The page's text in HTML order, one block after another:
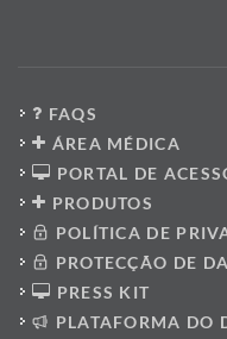
FAQS
ÁREA MÉDICA
PORTAL DE
PRODUTOS
POLÍTICA DE
PROTECÇÃO DE
PRESS KIT
PLATAFORMA DO